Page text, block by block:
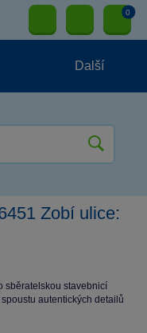
0
Další
Zobí ulice:
sběratelskou stavebnicí
autentických detailů